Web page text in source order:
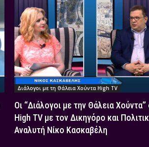
Διάλογοι με τη Θάλεια Χούντα High TV
Οι “Διάλογοι με την Θάλεια Χούντα”
High TV με τον Δικηγόρο και
Αναλυτή Νίκο Κασκαβέλη